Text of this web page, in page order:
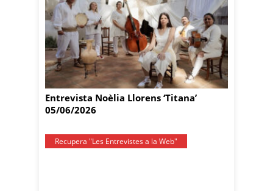
Entrevista Noèlia Llorens ‘Titana’
05/06/2026
Recupera "Les Entrevistes a la Web"